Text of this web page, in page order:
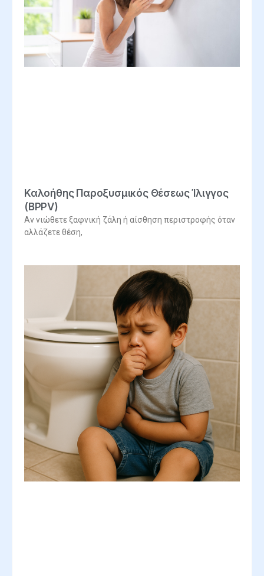
Καλοήθης Παροξυσμικός Θέσεως Ίλιγγος
(BPPV)
Αν νιώθετε ξαφνική ζάλη ή αίσθηση περιστροφής όταν
αλλάζετε θέση,